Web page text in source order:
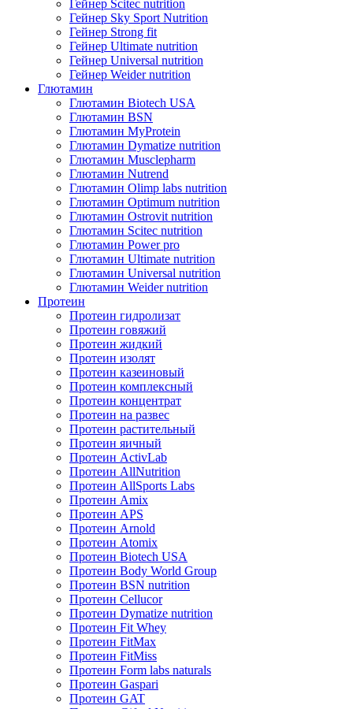
Гейнер Scitec nutrition
Гейнер Sky Sport Nutrition
Гейнер Strong fit
Гейнер Ultimate nutrition
Гейнер Universal nutrition
Гейнер Weider nutrition
Глютамин
Глютамин Biotech USA
Глютамин BSN
Глютамин MyProtein
Глютамин Dymatize nutrition
Глютамин Musclepharm
Глютамин Nutrend
Глютамин Olimp labs nutrition
Глютамин Optimum nutrition
Глютамин Ostrovit nutrition
Глютамин Scitec nutrition
Глютамин Power pro
Глютамин Ultimate nutrition
Глютамин Universal nutrition
Глютамин Weider nutrition
Протеин
Протеин гидролизат
Протеин говяжий
Протеин жидкий
Протеин изолят
Протеин казеиновый
Протеин комплексный
Протеин концентрат
Протеин на развес
Протеин растительный
Протеин яичный
Протеин ActivLab
Протеин AllNutrition
Протеин AllSports Labs
Протеин Amix
Протеин APS
Протеин Arnold
Протеин Atomix
Протеин Biotech USA
Протеин Body World Group
Протеин BSN nutrition
Протеин Cellucor
Протеин Dymatize nutrition
Протеин Fit Whey
Протеин FitMax
Протеин FitMiss
Протеин Form labs naturals
Протеин Gaspari
Протеин GAT